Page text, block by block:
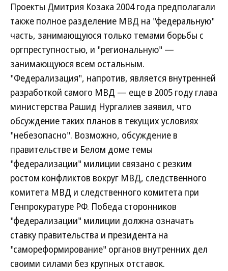
Проекты Дмитрия Козака 2004 года предполагали
также полное разделение МВД на "федеральную"
часть, занимающуюся только темами борьбы с
оргпреступностью, и "региональную" —
занимающуюся всем остальным.
"Федерализация", напротив, является внутренней
разработкой самого МВД — еще в 2005 году глава
министерства Рашид Нургалиев заявил, что
обсуждение таких планов в текущих условиях
"небезопасно". Возможно, обсуждение в
правительстве и Белом доме темы
"федерализации" милиции связано с резким
ростом конфликтов вокруг МВД, следственного
комитета МВД и следственного комитета при
Генпрокуратуре РФ. Победа сторонников
"федерализации" милиции должна означать
ставку правительства и президента на
"самореформирование" органов внутренних дел
своими силами без крупных отставок.